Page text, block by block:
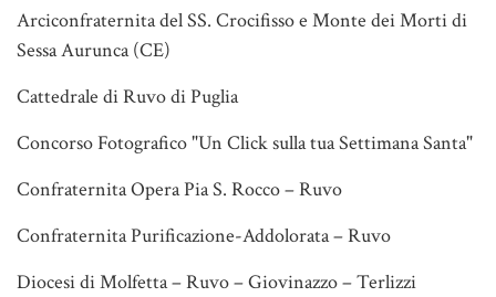
Arciconfraternita del SS. Crocifisso e Monte dei Morti di
Sessa Aurunca (CE)
Cattedrale di Ruvo di Puglia
Concorso Fotografico "Un Click sulla tua Settimana Santa"
Confraternita Opera Pia S. Rocco – Ruvo
Confraternita Purificazione-Addolorata – Ruvo
Diocesi di Molfetta – Ruvo – Giovinazzo – Terlizzi